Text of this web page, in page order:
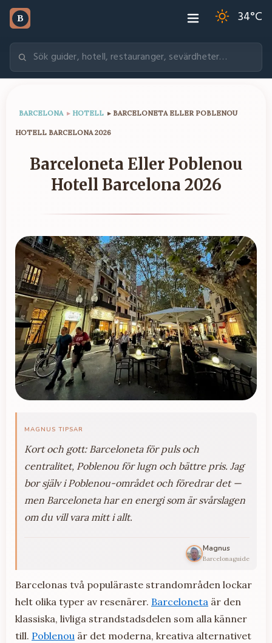
B 34°C
BARCELONA ▸ HOTELL ▸ BARCELONETA ELLER POBLENOU
HOTELL BARCELONA 2026
Barceloneta Eller Poblenou
Hotell Barcelona 2026
MAGNUS TIPSAR
Kort och gott: Barceloneta för puls och
centralitet, Poblenou för lugn och bättre pris. Jag
bor själv i Poblenou-området och föredrar det —
men Barceloneta har en energi som är svårslagen
om du vill vara mitt i allt.
Magnus
Barcelonaguide
Barcelonas två populäraste strandområden lockar
helt olika typer av resenärer. Barceloneta är den
klassiska, livliga strandstadsdelen som alla känner
till. Poblenou är det moderna, kreativa alternativet